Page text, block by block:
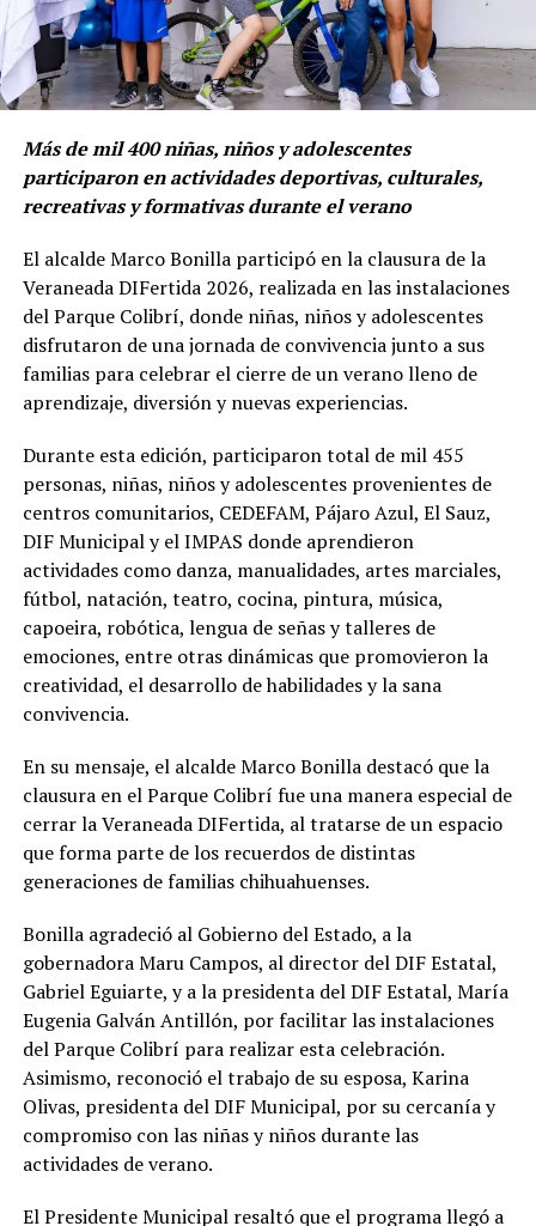
Más de mil 400 niñas, niños y adolescentes
participaron en actividades deportivas, culturales,
recreativas y formativas durante el verano
El alcalde Marco Bonilla participó en la clausura de la
Veraneada DIFertida 2026, realizada en las instalaciones
del Parque Colibrí, donde niñas, niños y adolescentes
disfrutaron de una jornada de convivencia junto a sus
familias para celebrar el cierre de un verano lleno de
aprendizaje, diversión y nuevas experiencias.
Durante esta edición, participaron total de mil 455
personas, niñas, niños y adolescentes provenientes de
centros comunitarios, CEDEFAM, Pájaro Azul, El Sauz,
DIF Municipal y el IMPAS donde aprendieron
actividades como danza, manualidades, artes marciales,
fútbol, natación, teatro, cocina, pintura, música,
capoeira, robótica, lengua de señas y talleres de
emociones, entre otras dinámicas que promovieron la
creatividad, el desarrollo de habilidades y la sana
convivencia.
En su mensaje, el alcalde Marco Bonilla destacó que la
clausura en el Parque Colibrí fue una manera especial de
cerrar la Veraneada DIFertida, al tratarse de un espacio
que forma parte de los recuerdos de distintas
generaciones de familias chihuahuenses.
Bonilla agradeció al Gobierno del Estado, a la
gobernadora Maru Campos, al director del DIF Estatal,
Gabriel Eguiarte, y a la presidenta del DIF Estatal, María
Eugenia Galván Antillón, por facilitar las instalaciones
del Parque Colibrí para realizar esta celebración.
Asimismo, reconoció el trabajo de su esposa, Karina
Olivas, presidenta del DIF Municipal, por su cercanía y
compromiso con las niñas y niños durante las
actividades de verano.
El Presidente Municipal resaltó que el programa llegó a